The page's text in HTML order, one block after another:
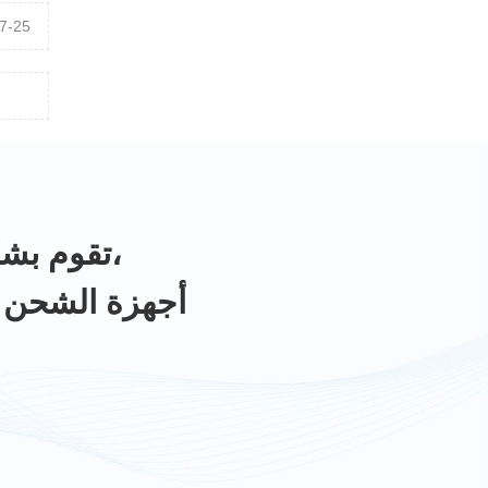
25
تقوم بشكل أساسي بتصميم وإنتاج وبيع محولات الطاقة،
أجهزة الشحن